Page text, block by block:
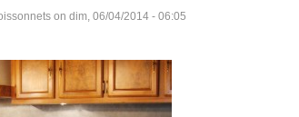
on dim, 06/04/2014 - 06:05